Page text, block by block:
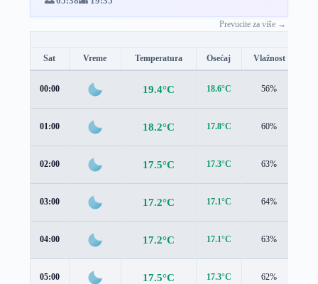
Prevucite za više →
Sat Vreme Temperatura Osećaj Vlažnost
00:00 19.4°C 18.6°C 56%
01:00 18.2°C 17.8°C 60%
02:00 17.5°C 17.3°C 63%
03:00 17.2°C 17.1°C 64%
04:00 17.2°C 17.1°C 63%
05:00 17.5°C 17.3°C 62%